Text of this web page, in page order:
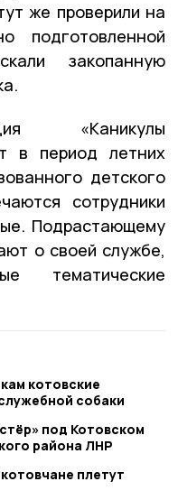
же проверили на
подготовленной
закопанную
«Каникулы
в период летних
детского
сотрудники
Подрастающему
о своей службе,
тематические
котовские
собаки
под Котовском
района ЛНР
плетут